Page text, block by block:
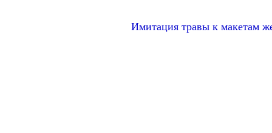
Имитация травы к макетам